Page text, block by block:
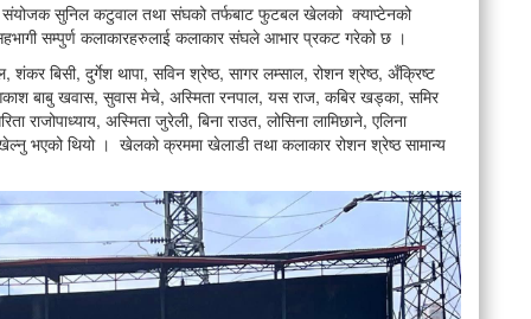
संयोजक सुनिल कटुवाल तथा संघको तर्फबाट फुटबल खेलको क्याप्टेनको
सम्पुर्ण कलाकारहरुलाई कलाकार संघले आभार प्रकट गरेको छ ।
बिसी, दुर्गेश थापा, सविन श्रेष्ठ, सागर लम्साल, रोशन श्रेष्ठ, अँक्रिष्ट
बाबु खवास, सुवास मेचे, अस्मिता रनपाल, यस राज, कबिर खड्का, समिर
अस्मिता जुरेली, बिना राउत, लोसिना लामिछाने, एलिना
भएको थियो । खेलको क्रममा खेलाडी तथा कलाकार रोशन श्रेष्ठ सामान्य